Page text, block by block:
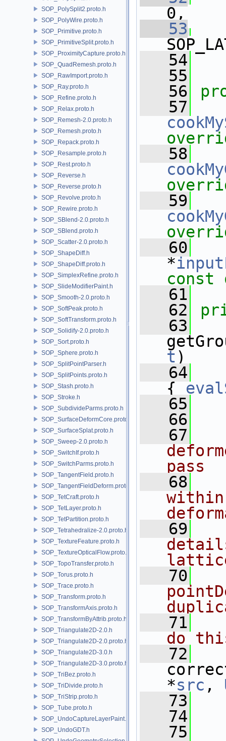
SOP_PolySplit2.proto.h
SOP_PolyWire.proto.h
SOP_Primitive.proto.h
SOP_PrimitiveSplit.proto.h
SOP_ProximityCapture.proto.h
SOP_QuadRemesh.proto.h
SOP_RawImport.proto.h
SOP_Ray.proto.h
SOP_Refine.proto.h
SOP_Relax.proto.h
SOP_Remesh-2.0.proto.h
SOP_Remesh.proto.h
SOP_Repack.proto.h
SOP_Resample.proto.h
SOP_Rest.proto.h
SOP_Reverse.h
SOP_Reverse.proto.h
SOP_Revolve.proto.h
SOP_Rewire.proto.h
SOP_SBlend-2.0.proto.h
SOP_SBlend.proto.h
SOP_Scatter-2.0.proto.h
SOP_ShapeDiff.h
SOP_ShapeDiff.proto.h
SOP_SimplexRefine.proto.h
SOP_SlideModifierPaint.h
SOP_Smooth-2.0.proto.h
SOP_SoftPeak.proto.h
SOP_SoftTransform.proto.h
SOP_Solidify-2.0.proto.h
SOP_Sort.proto.h
SOP_Sphere.proto.h
SOP_SplitPointParser.h
SOP_SplitPoints.proto.h
SOP_Stash.proto.h
SOP_Stroke.h
SOP_SubdivideParms.proto.h
SOP_SurfaceDeformCore.proto.h
SOP_SurfaceSplat.proto.h
SOP_Sweep-2.0.proto.h
SOP_SwitchIf.proto.h
SOP_SwitchParms.proto.h
SOP_TangentField.proto.h
SOP_TangentFieldDeform.proto.h
SOP_TetCraft.proto.h
SOP_TetLayer.proto.h
SOP_TetPartition.proto.h
SOP_Tetrahedralize-2.0.proto.h
SOP_TextureFeature.proto.h
SOP_TextureOpticalFlow.proto.h
SOP_TopoTransfer.proto.h
SOP_Torus.proto.h
SOP_Trace.proto.h
SOP_Transform.proto.h
SOP_TransformAxis.proto.h
SOP_TransformByAttrib.proto.h
SOP_Triangulate2D-2.0.h
SOP_Triangulate2D-2.0.proto.h
SOP_Triangulate2D-3.0.h
SOP_Triangulate2D-3.0.proto.h
SOP_TriBez.proto.h
SOP_TriDivide.proto.h
SOP_TriStrip.proto.h
SOP_Tube.proto.h
SOP_UndoCaptureLayerPaint.h
SOP_UndoGDT.h
0,
   53
   54
   55
   56
   57
   58
   59
   60
*
const
   61
   62
   63
t )
   64
{
   65
   66
   67
pass
   68
   69
   70
   71
do
   72
*src ,
   73
   74
   75